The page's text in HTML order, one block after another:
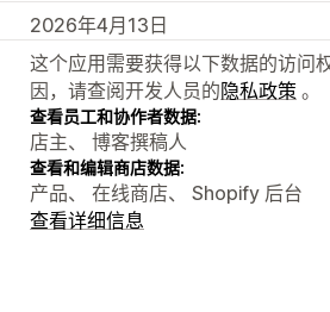
2026年4月13日
这个应用需要获得以下数据的访问
因，请查阅开发人员的隐私政策 。
查看员工和协作者数据:
店主、 博客撰稿人
查看和编辑商店数据:
产品、 在线商店、 Shopify 后台
查看详细信息